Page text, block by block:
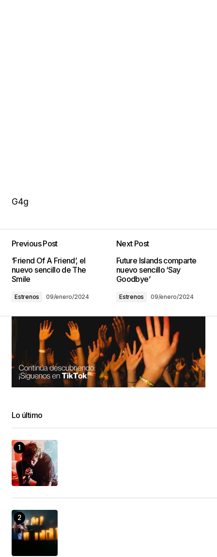
G4g
Previous Post
‘Friend Of A Friend’, el
nuevo sencillo de The
Smile
Estrenos 09/enero/2024
Next Post
Future Islands comparte
nuevo sencillo ‘Say
Goodbye’
Estrenos 09/enero/2024
Lo último